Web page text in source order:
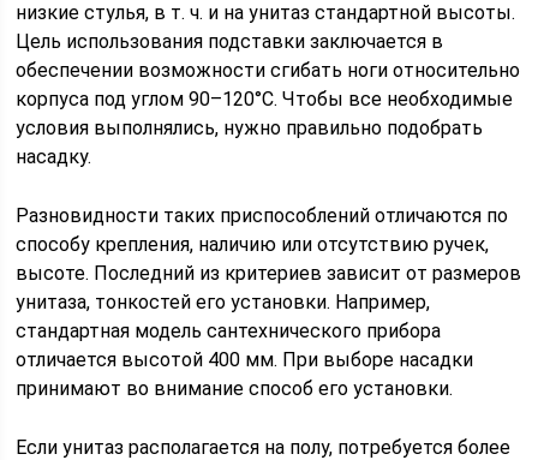
низкие стулья, в т. ч. и на унитаз стандартной высоты.
Цель использования подставки заключается в
обеспечении возможности сгибать ноги относительно
корпуса под углом 90–120°С. Чтобы все необходимые
условия выполнялись, нужно правильно подобрать
насадку.
Разновидности таких приспособлений отличаются по
способу крепления, наличию или отсутствию ручек,
высоте. Последний из критериев зависит от размеров
унитаза, тонкостей его установки. Например,
стандартная модель сантехнического прибора
отличается высотой 400 мм. При выборе насадки
принимают во внимание способ его установки.
Если унитаз располагается на полу, потребуется более